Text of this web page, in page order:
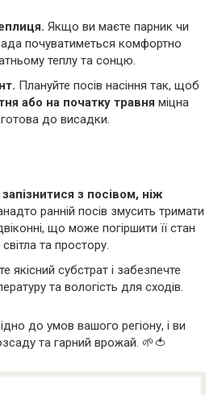
Якщо ви маєте парник чи
почуватиметься комфортно
теплу та сонцю.
Плануйте посів насіння так, щоб
або на початку травня міцна
до висадки.
з посівом, ніж
ранній посів змусить тримати
що може погіршити її стан
та простору.
якісний субстрат і забезпечте
та вологість для сходів.
до умов вашого регіону, і ви
та гарний врожай. 🌱🍅